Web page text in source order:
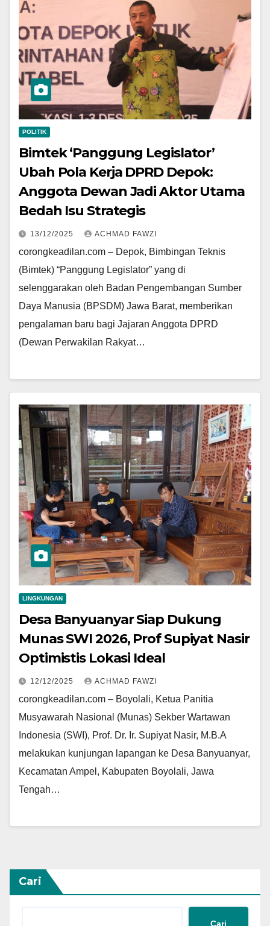
POLITIK
Bimtek ‘Panggung Legislator’
Ubah Pola Kerja DPRD Depok:
Anggota Dewan Jadi Aktor Utama
Bedah Isu Strategis
13/12/2025 ACHMAD FAWZI
corongkeadilan.com – Depok, Bimbingan Teknis
(Bimtek) “Panggung Legislator” yang di
selenggarakan oleh Badan Pengembangan Sumber
Daya Manusia (BPSDM) Jawa Barat, memberikan
pengalaman baru bagi Jajaran Anggota DPRD
(Dewan Perwakilan Rakyat…
LINGKUNGAN
Desa Banyuanyar Siap Dukung
Munas SWI 2026, Prof Supiyat Nasir
Optimistis Lokasi Ideal
12/12/2025 ACHMAD FAWZI
corongkeadilan.com – Boyolali, Ketua Panitia
Musyawarah Nasional (Munas) Sekber Wartawan
Indonesia (SWI), Prof. Dr. Ir. Supiyat Nasir, M.B.A
melakukan kunjungan lapangan ke Desa Banyuanyar,
Kecamatan Ampel, Kabupaten Boyolali, Jawa
Tengah…
Cari
Cari